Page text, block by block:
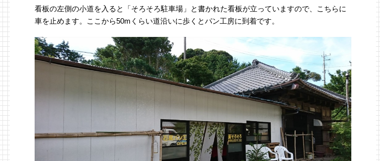
看板の左側の小道を入ると「そろそろ駐車場」と書かれた看板が立っていますので、こちらに
車を止めます。ここから50mくらい道沿いに歩くとパン工房に到着です。